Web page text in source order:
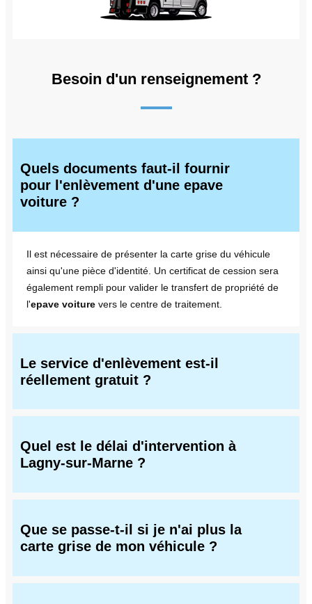
Besoin d'un renseignement ?
Quels documents faut-il fournir
pour l'enlèvement d'une epave
voiture ?
Il est nécessaire de présenter la carte grise du véhicule
ainsi qu'une pièce d'identité. Un certificat de cession sera
également rempli pour valider le transfert de propriété de
l'epave voiture vers le centre de traitement.
Le service d'enlèvement est-il
réellement gratuit ?
Quel est le délai d'intervention à
Lagny-sur-Marne ?
Que se passe-t-il si je n'ai plus la
carte grise de mon véhicule ?